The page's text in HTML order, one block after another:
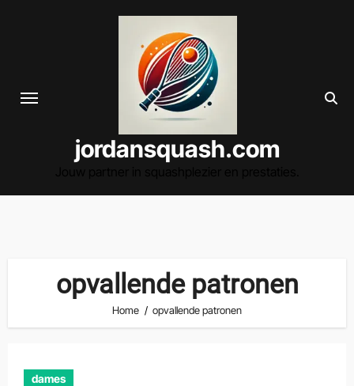
jordansquash.com
opvallende patronen
Home opvallende patronen
dames